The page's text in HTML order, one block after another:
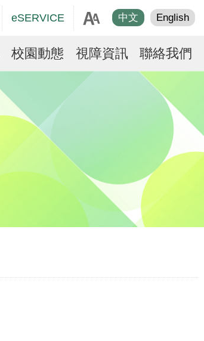
中文 English
eSERVICE
校園動態 視障資訊 聯絡我們